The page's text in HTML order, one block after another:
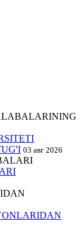
03 авг 2026